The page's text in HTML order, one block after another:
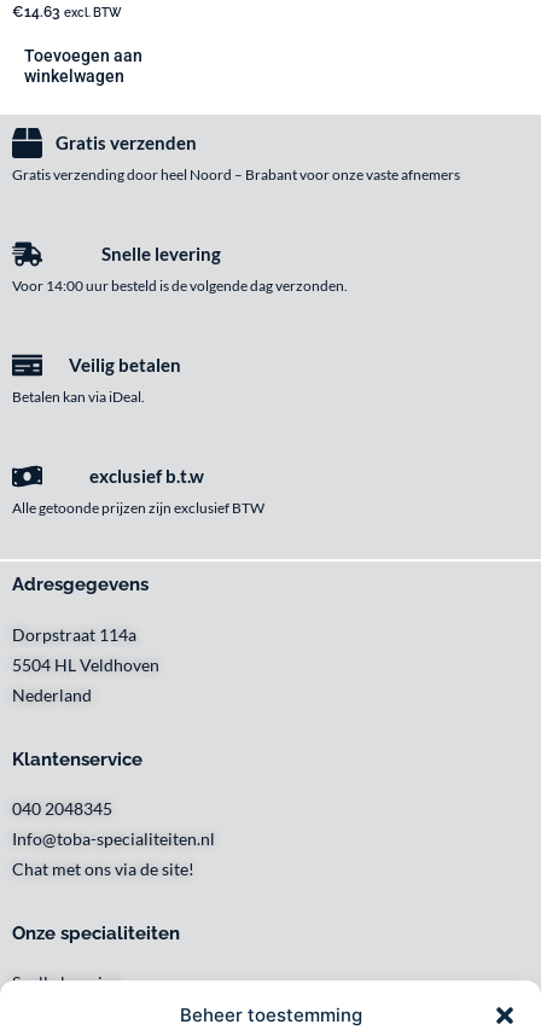
Beheer toestemming
€14.63 excl. BTW
Toevoegen aan
winkelwagen
Gratis verzenden
Gratis verzending door heel Noord – Brabant voor onze vaste afnemers
Snelle levering
Voor 14:00 uur besteld is de volgende dag verzonden.
Veilig betalen
Betalen kan via iDeal.
exclusief b.t.w
Alle getoonde prijzen zijn exclusief BTW
Adresgegevens
Dorpstraat 114a
5504 HL Veldhoven
Nederland
Klantenservice
040 2048345
Info@toba-specialiteiten.nl
Chat met ons via de site!
Onze specialiteiten
Snelle levering
Waar en wanneer u het wilt